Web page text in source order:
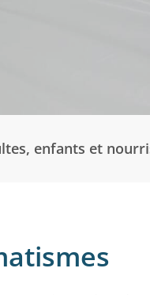
enfants et